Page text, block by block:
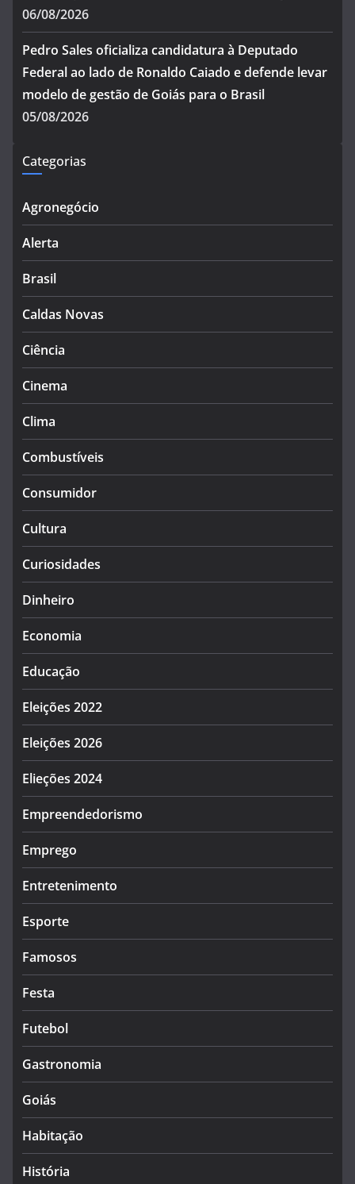
06/08/2026
Pedro Sales oficializa candidatura à Deputado
Federal ao lado de Ronaldo Caiado e defende levar
modelo de gestão de Goiás para o Brasil
05/08/2026
Categorias
Agronegócio
Alerta
Brasil
Caldas Novas
Ciência
Cinema
Clima
Combustíveis
Consumidor
Cultura
Curiosidades
Dinheiro
Economia
Educação
Eleições 2022
Eleições 2026
Elieções 2024
Empreendedorismo
Emprego
Entretenimento
Esporte
Famosos
Festa
Futebol
Gastronomia
Goiás
Habitação
História